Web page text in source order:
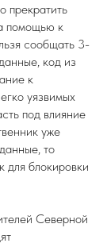
прекратить
помощью к
сообщать 3-
код из
к
уязвимых
под влияние
уже
то
для блокировки
Северной